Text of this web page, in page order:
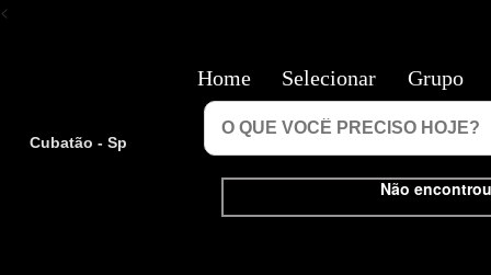
<
Cubatão - Sp
Não
Home Selecionar Grupo